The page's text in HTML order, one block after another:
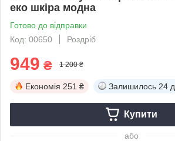
еко шкіра модна
Готово до відправки
Код: 00650
Роздріб
949 ₴ 1 200 ₴
Економія 251 ₴ Залишилось 24
Купити
або